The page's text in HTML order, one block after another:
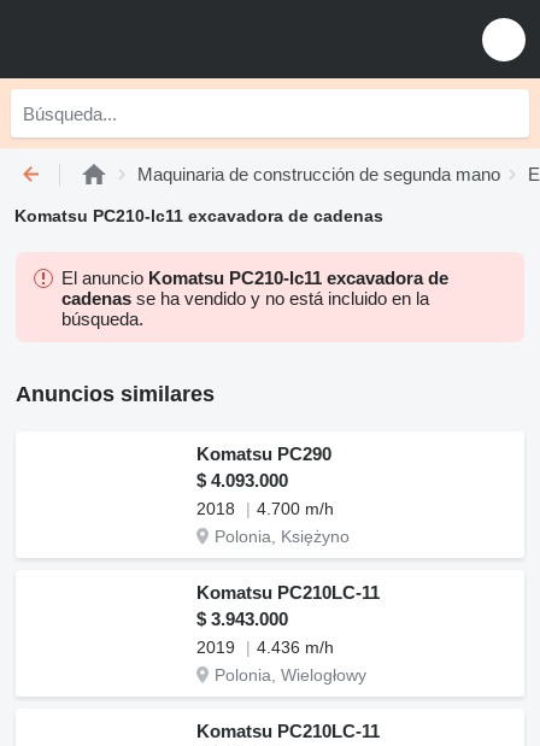
Maquinaria de construcción de segunda mano
Komatsu PC210-lc11 excavadora de cadenas
El anuncio Komatsu PC210-lc11 excavadora de
cadenas se ha vendido y no está incluido en la
búsqueda.
Anuncios similares
Komatsu PC290
$ 4.093.000
2018
4.700 m/h
Polonia, Księżyno
Komatsu PC210LC-11
$ 3.943.000
2019
4.436 m/h
Polonia, Wielogłowy
Komatsu PC210LC-11